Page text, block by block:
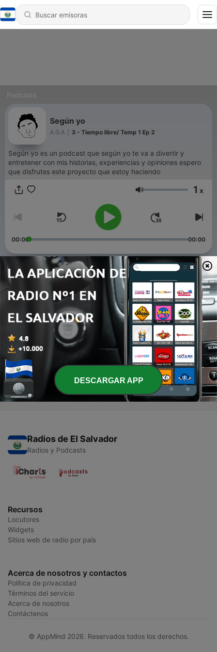
Podcasts
Según yo
A.G.A 3 - Tiempo libre/ Temp 1 Ep 2
Según yo es un podcast que según yo te va a divertir y
entretener con mis historias, experiencias y opiniones espero
que disfrutes este proyecto que estoy haciendo
Volumen 1 x
00:00 00:00
Episodios
3 - Tiempo libre/ Temp 1 Ep 2
22 mar. 2021
Las clases virtuales según yo/ Temp 1 Ep1
01 mar. 2021
1 - Según yo (Trailer)
01 mar. 2021
Radios de El Salvador
Radios y Podcasts
Recursos
Locutores
Widgets
Sitios web de radio por país
Acerca de nosotros y contactos
Política de privacidad
Términos del servicio
Acerca de nosotros
Contáctenos
© AppMind 2026. Reservados todos los derechos.
DESCARGAR APP